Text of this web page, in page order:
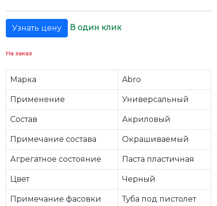
Узнать цену В один клик
На заказ
Марка Abro
Применение Универсальный
Состав Акриловый
Примечание состава Окрашиваемый
Агрегатное состояние Паста пластичная
Цвет Черный
Примечание фасовки Туба под пистолет